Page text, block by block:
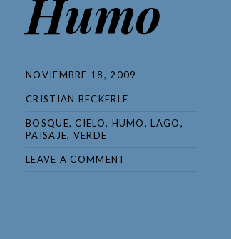
Humo
NOVIEMBRE 18, 2009
CRISTIAN BECKERLE
BOSQUE,CIELO, HUMO,LAGO,
PAISAJE, VERDE
LEAVE A COMMENT